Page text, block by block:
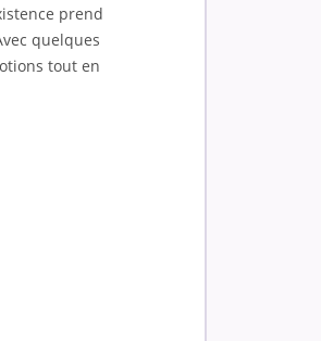
prend
quelques
tout en